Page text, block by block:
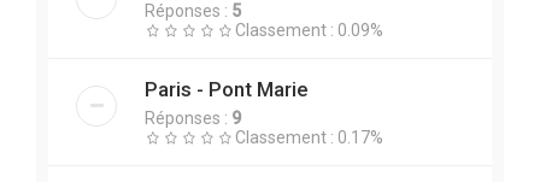
Réponses : 5
Classement : 0.09%
Paris - Pont Marie
Réponses : 9
Classement : 0.17%